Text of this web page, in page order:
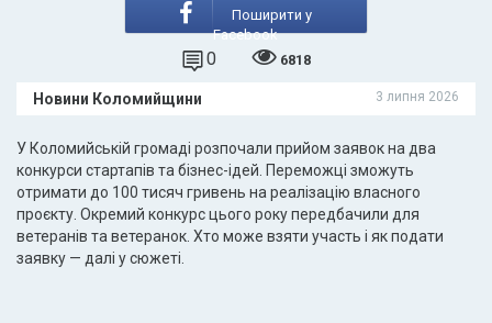
Поширити у
Facebook
0 6818
Новини Коломийщини 3 липня 2026
У Коломийській громаді розпочали прийом заявок на два
конкурси стартапів та бізнес-ідей. Переможці зможуть
отримати до 100 тисяч гривень на реалізацію власного
проєкту. Окремий конкурс цього року передбачили для
ветеранів та ветеранок. Хто може взяти участь і як подати
заявку — далі у сюжеті.